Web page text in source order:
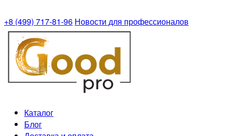
+8 (499) 717-81-96 Новости для профессионалов
Каталог
Блог